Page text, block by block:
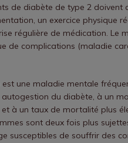
de diabète de type 2 doivent
un exercice physique
régulière de médication. Le
de complications (maladie
est une maladie mentale
autogestion du diabète, à un
à un taux de mortalité plus
sont deux fois plus
susceptibles de souffrir des